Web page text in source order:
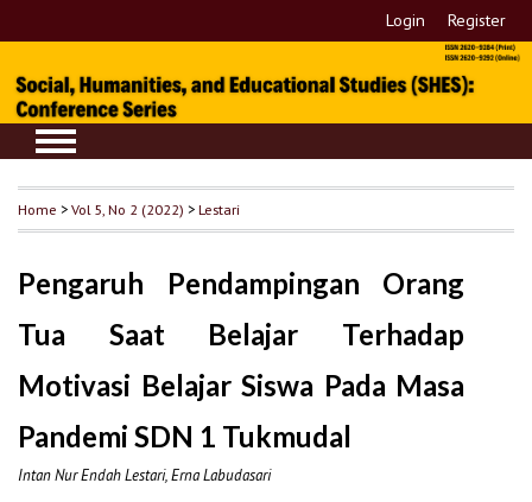
Login Register
Home >Vol 5, No 2 (2022) >Lestari
Pengaruh Pendampingan Orang
Tua Saat Belajar Terhadap
Motivasi Belajar Siswa Pada Masa
Pandemi SDN 1 Tukmudal
Intan Nur Endah Lestari, Erna Labudasari